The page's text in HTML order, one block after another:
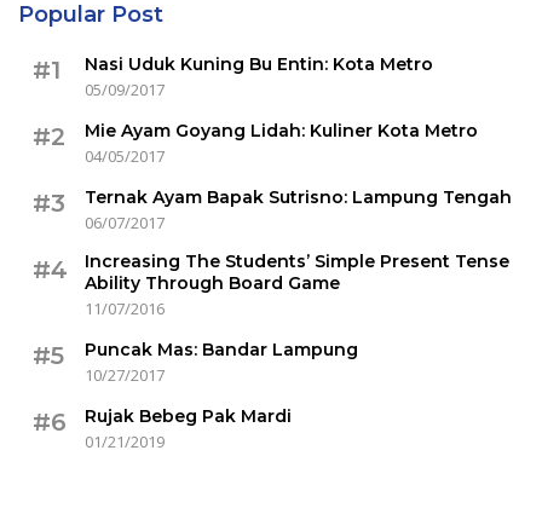
Popular Post
#1
Nasi Uduk Kuning Bu Entin: Kota Metro
05/09/2017
#2
Mie Ayam Goyang Lidah: Kuliner Kota Metro
04/05/2017
#3
Ternak Ayam Bapak Sutrisno: Lampung Tengah
06/07/2017
#4
Increasing The Students’ Simple Present Tense
Ability Through Board Game
11/07/2016
#5
Puncak Mas: Bandar Lampung
10/27/2017
#6
Rujak Bebeg Pak Mardi
01/21/2019